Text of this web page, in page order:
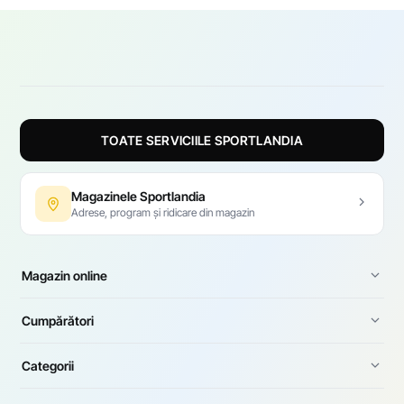
TOATE SERVICIILE SPORTLANDIA
Magazinele Sportlandia
Adrese, program și ridicare din magazin
Magazin online
Cumpărători
Categorii